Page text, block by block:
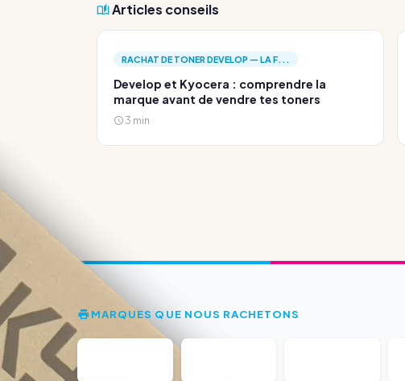
Articles conseils
RACHAT DE TONER DEVELOP — LA F...
Develop et Kyocera : comprendre la
marque avant de vendre tes toners
3 min
MARQUES QUE NOUS RACHETONS